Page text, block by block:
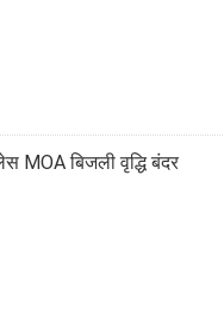
बिजली वृद्धि बंदर